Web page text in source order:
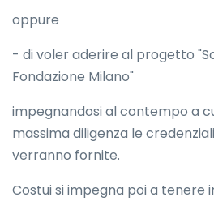
oppure
- di voler aderire al progetto
Fondazione Milano"
impegnandosi al contempo a
massima diligenza le
verranno fornite.
Costui si impegna poi a tenere